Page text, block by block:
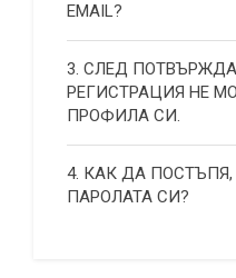
EMAIL?
3. СЛЕД
РЕГИСТРАЦИЯ НЕ
ПРОФИЛА СИ.
4. КАК ДА ПОСТЪПЯ,
ПАРОЛАТА СИ?